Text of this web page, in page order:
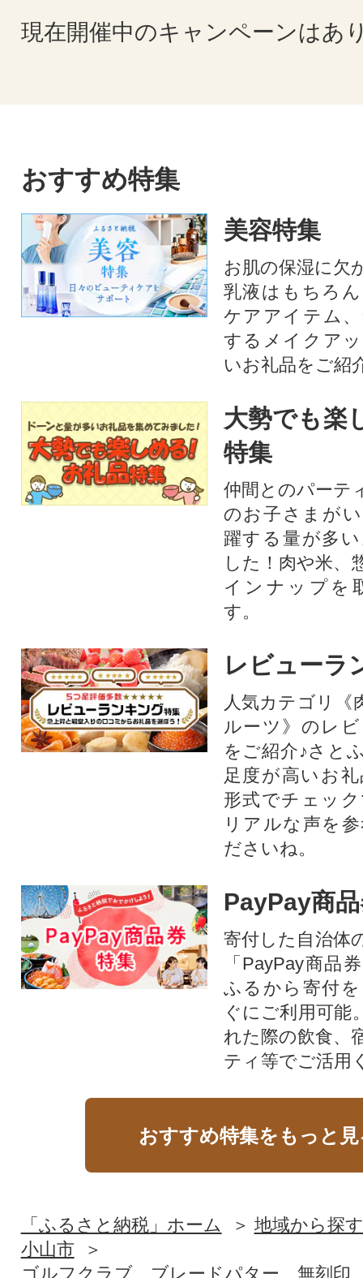
現在開催中のキャンペーンはあ
おすすめ特集
美容特集
お肌の保湿に欠
乳液はもちろ
ケアアイテム
するメイクア
いお礼品をご紹
大勢でも楽
特集
仲間とのパーテ
のお子さまが
躍する量が多
した！肉や米、
インナップを
す。
レビューラ
人気カテゴリ《
ルーツ》のレ
をご紹介♪さと
足度が高いお
形式でチェッ
リアルな声を
ださいね。
PayPay商
寄付した自治体
「PayPay商品
ふるから寄付
ぐにご利用可能
れた際の飲食、
ティ等でご活用
おすすめ特集をもっと
「ふるさと納税」ホーム
地域から探す
小山市
ゴルフクラブ ブレードパター 無刻